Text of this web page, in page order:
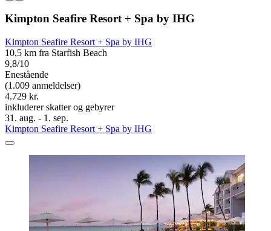
Kimpton Seafire Resort + Spa by IHG
Kimpton Seafire Resort + Spa by IHG
10,5 km fra Starfish Beach
9,8/10
Enestående
(1.009 anmeldelser)
4.729 kr.
inkluderer skatter og gebyrer
31. aug. - 1. sep.
Kimpton Seafire Resort + Spa by IHG